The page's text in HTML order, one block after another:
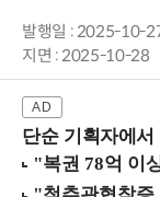
발행일 : 2025-10-
지면 :2025-10-28
단순 기획자에서 AI 에이